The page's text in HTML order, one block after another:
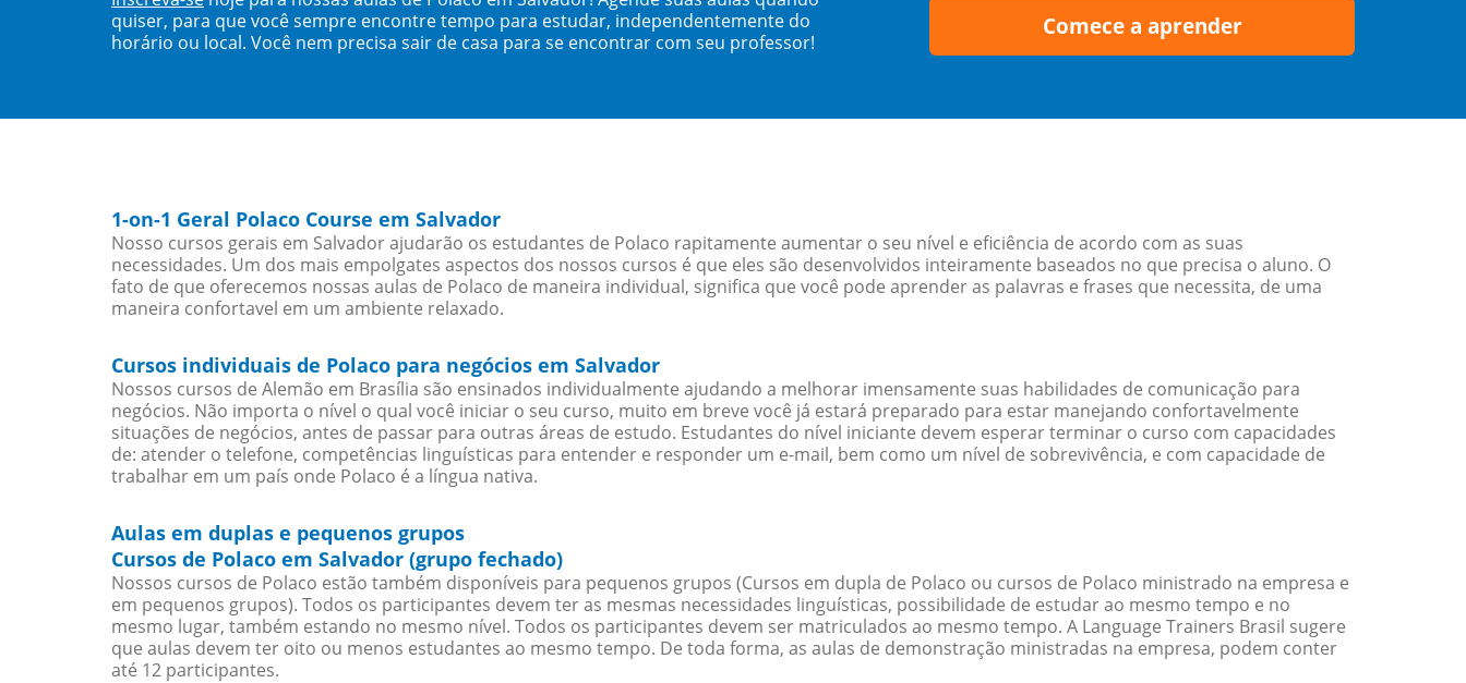
quiser, para que você sempre encontre tempo para estudar, independentemente do
horário ou local. Você nem precisa sair de casa para se encontrar com seu professor!
Comece a aprender
1-on-1 Geral Polaco Course em Salvador
Nosso cursos gerais em Salvador ajudarão os estudantes de Polaco rapitamente aumentar o seu nível e eficiência de acordo com as suas
necessidades. Um dos mais empolgates aspectos dos nossos cursos é que eles são desenvolvidos inteiramente baseados no que precisa o aluno. O
fato de que oferecemos nossas aulas de Polaco de maneira individual, significa que você pode aprender as palavras e frases que necessita, de uma
maneira confortavel em um ambiente relaxado.
Cursos individuais de Polaco para negócios em Salvador
Nossos cursos de Alemão em Brasília são ensinados individualmente ajudando a melhorar imensamente suas habilidades de comunicação para
negócios. Não importa o nível o qual você iniciar o seu curso, muito em breve você já estará preparado para estar manejando confortavelmente
situações de negócios, antes de passar para outras áreas de estudo. Estudantes do nível iniciante devem esperar terminar o curso com capacidades
de: atender o telefone, competências linguísticas para entender e responder um e-mail, bem como um nível de sobrevivência, e com capacidade de
trabalhar em um país onde Polaco é a língua nativa.
Aulas em duplas e pequenos grupos
Cursos de Polaco em Salvador (grupo fechado)
Nossos cursos de Polaco estão também disponíveis para pequenos grupos (Cursos em dupla de Polaco ou cursos de Polaco ministrado na empresa e
em pequenos grupos). Todos os participantes devem ter as mesmas necessidades linguísticas, possibilidade de estudar ao mesmo tempo e no
mesmo lugar, também estando no mesmo nível. Todos os participantes devem ser matriculados ao mesmo tempo. A Language Trainers Brasil sugere
que aulas devem ter oito ou menos estudantes ao mesmo tempo. De toda forma, as aulas de demonstração ministradas na empresa, podem conter
até 12 participantes.